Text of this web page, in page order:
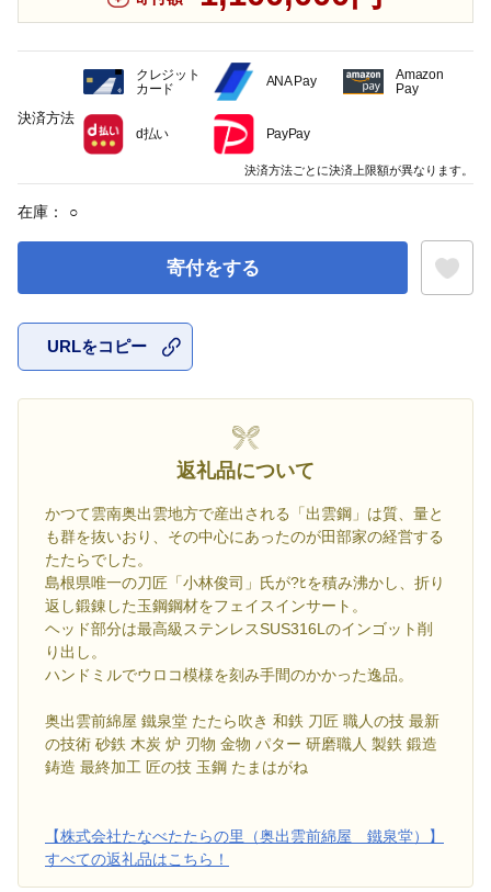
在庫： ○
寄付をする
URLをコピー
返礼品について
かつて雲南奥出雲地方で産出される「出雲鋼」は質、量と
も群を抜いおり、その中心にあったのが田部家の経営する
たたらでした。
島根県唯一の刀匠「小林俊司」氏が?ﾋを積み沸かし、折り
返し鍛錬した玉鋼鋼材をフェイスインサート。
ヘッド部分は最高級ステンレスSUS316Lのインゴット削
り出し。
ハンドミルでウロコ模様を刻み手間のかかった逸品。
奥出雲前綿屋 鐵泉堂 たたら吹き 和鉄 刀匠 職人の技 最新
の技術 砂鉄 木炭 炉 刃物 金物 パター 研磨職人 製鉄 鍛造
鋳造 最終加工 匠の技 玉鋼 たまはがね
【株式会社たなべたたらの里（奥出雲前綿屋 鐵泉堂）】
すべての返礼品はこちら！
決済方法
クレジット
カード
ANA Pay
Amazon
Pay
d払い PayPay
決済方法ごとに決済上限額が異なります。